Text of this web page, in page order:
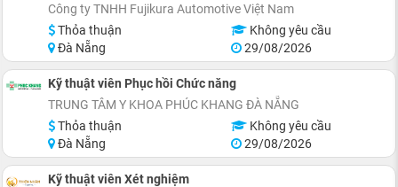
Công ty TNHH Fujikura Automotive Việt Nam
Thỏa thuận
Không yêu cầu
Đà Nẵng
29/08/2026
Kỹ thuật viên Phục hồi Chức năng
TRUNG TÂM Y KHOA PHÚC KHANG ĐÀ NẴNG
Thỏa thuận
Không yêu cầu
Đà Nẵng
29/08/2026
Kỹ thuật viên Xét nghiệm